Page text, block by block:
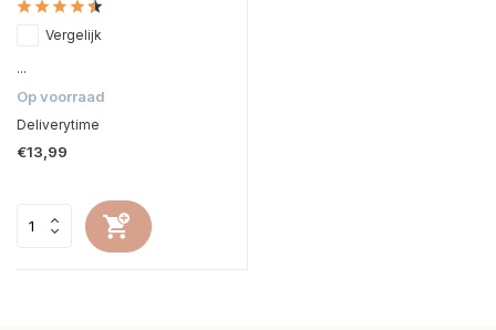
Vergelijk
...
Op voorraad
Deliverytime
€13,99